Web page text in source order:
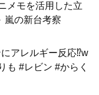
メモを活用した立
嵐の新台考察
アレルギー反応⁉w
も #レビン #からく